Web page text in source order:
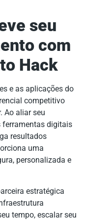
seu
com
Hack
e as aplicações do
competitivo
Ao aliar seu
ferramentas digitais
resultados
uma
personalizada e
estratégica
tempo, escalar seu